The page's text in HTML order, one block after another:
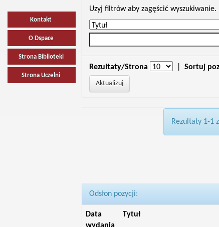
Kontakt
O Dspace
Strona Biblioteki
Strona Uczelni
Uzyj filtrów aby zagęścić wyszukiwanie.
Rezultaty/Strona Sortuj
Rezultaty 1-1
Odsłon pozycji:
Data
Tytuł